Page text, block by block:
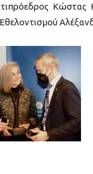
Κώστας